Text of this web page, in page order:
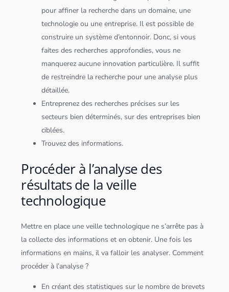
pour affiner la recherche dans un domaine, une
technologie ou une entreprise. Il est possible de
construire un système d’entonnoir. Donc, si vous
faites des recherches approfondies, vous ne
manquerez aucune innovation particulière. Il suffit
de restreindre la recherche pour une analyse plus
détaillée.
Entreprenez des recherches précises sur les
secteurs bien déterminés, sur des entreprises bien
ciblées.
Trouvez des informations.
Procéder à l’analyse des
résultats de la veille
technologique
Mettre en place une veille technologique ne s’arrête pas à
la collecte des informations et en obtenir. Une fois les
informations en mains, il va falloir les analyser. Comment
procéder à l’analyse ?
En créant des statistiques sur le nombre de brevets